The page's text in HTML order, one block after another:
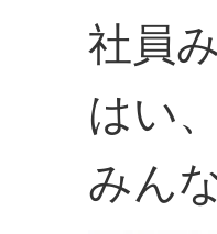
社員
はい
みん